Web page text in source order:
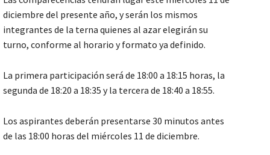
diciembre del presente año, y serán los mismos
integrantes de la terna quienes al azar elegirán su
turno, conforme al horario y formato ya definido.
La primera participación será de 18:00 a 18:15 horas, la
segunda de 18:20 a 18:35 y la tercera de 18:40 a 18:55.
Los aspirantes deberán presentarse 30 minutos antes
de las 18:00 horas del miércoles 11 de diciembre.